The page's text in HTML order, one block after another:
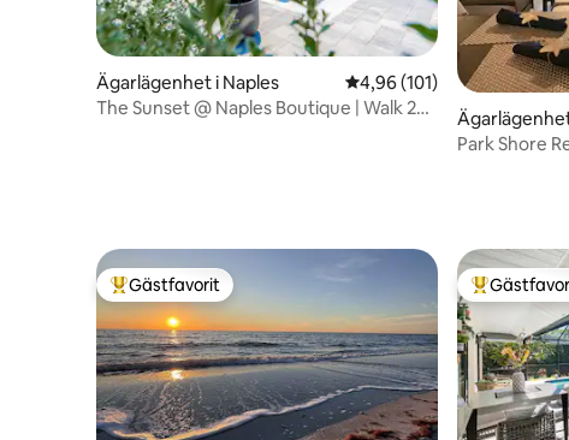
Ägarlägenhet i Naples 4,96 av 5 i genomsnittligt
4,96 (101)
The Sunset @ Naples Boutique | Walk 2
Park Shore
Populär gästfavorit
Gästfavorit Populär